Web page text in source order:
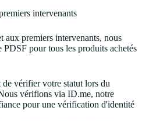
intervenants
aux premiers intervenants, nous
pour tous les produits achetés
vérifier votre statut lors du
vérifions via ID.me, notre
pour une vérification d'identité